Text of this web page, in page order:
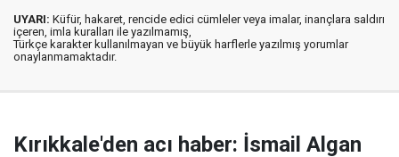
UYARI: Küfür, hakaret, rencide edici cümleler veya imalar, inançlara saldırı
içeren, imla kuralları ile yazılmamış,
Türkçe karakter kullanılmayan ve büyük harflerle yazılmış yorumlar
onaylanmamaktadır.
Kırıkkale'den acı haber: İsmail Algan